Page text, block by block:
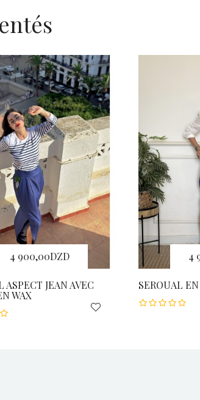
4 900,00DZD
ASPECT JEAN AVEC
WAX
4
SEROUAL